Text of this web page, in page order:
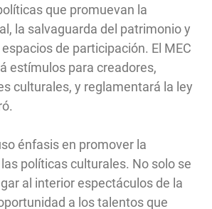
que promuevan la
la salvaguarda del patrimonio y
de participación. El MEC
estímulos para creadores,
culturales, y reglamentará la ley
énfasis en promover la
políticas culturales. No solo se
al interior espectáculos de la
a los talentos que